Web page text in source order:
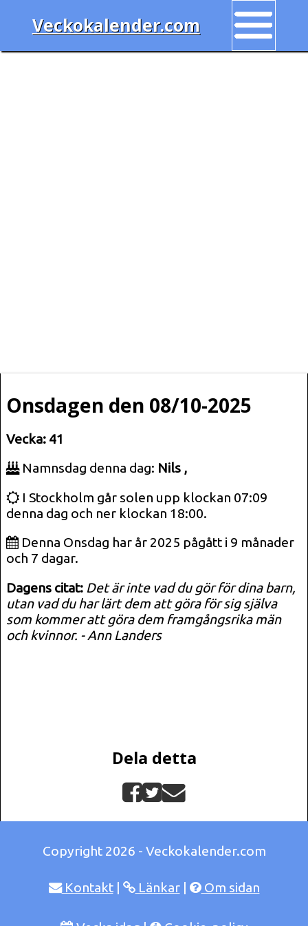
Veckokalender.com
Onsdagen den 08/10-2025
Vecka: 41
Namnsdag denna dag: Nils ,
I Stockholm går solen upp klockan 07:09
denna dag och ner klockan 18:00.
Denna Onsdag har år 2025 pågått i 9 månader
och 7 dagar.
Dagens citat: Det är inte vad du gör för dina barn,
utan vad du har lärt dem att göra för sig själva
som kommer att göra dem framgångsrika män
och kvinnor. - Ann Landers
Dela detta
Copyright 2026 - Veckokalender.com
Kontakt| Länkar| Om sidan